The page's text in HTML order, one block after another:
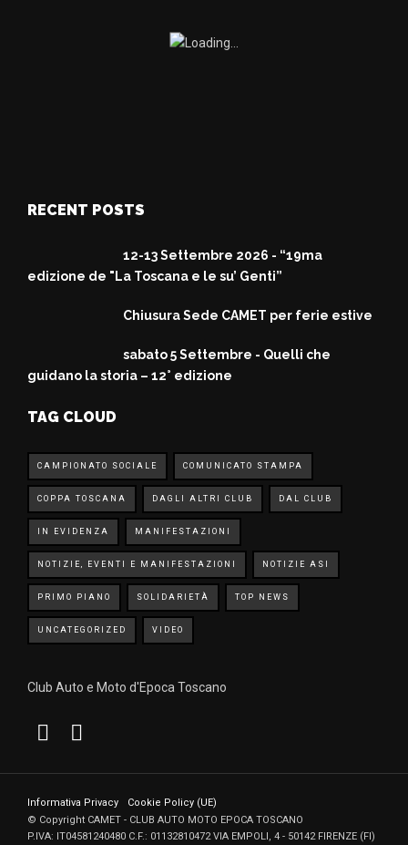
RECENT POSTS
12-13 Settembre 2026 - “19ma
edizione de "La Toscana e le su’ Genti”
Chiusura Sede CAMET per ferie estive
sabato 5 Settembre - Quelli che
guidano la storia – 12° edizione
TAG CLOUD
CAMPIONATO SOCIALE COMUNICATO STAMPA
COPPA TOSCANA DAGLI ALTRI CLUB DAL CLUB
IN EVIDENZA MANIFESTAZIONI
NOTIZIE, EVENTI E MANIFESTAZIONI NOTIZIE ASI
PRIMO PIANO SOLIDARIETÀ TOP NEWS
UNCATEGORIZED VIDEO
Club Auto e Moto d'Epoca Toscano
Informativa Privacy
Cookie Policy (UE)
© Copyright CAMET - CLUB AUTO MOTO EPOCA TOSCANO
P.IVA: IT04581240480 C.F.: 01132810472 VIA EMPOLI, 4 - 50142 FIRENZE (FI)